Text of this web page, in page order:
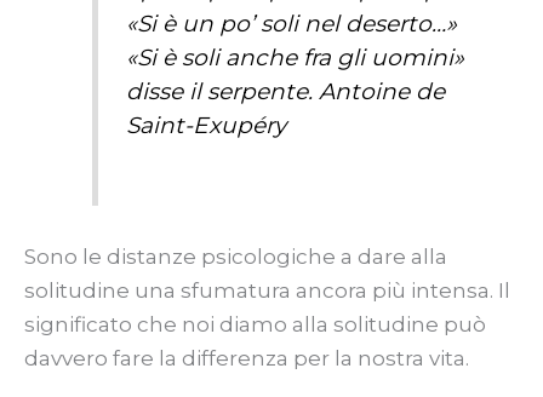
«Si è un po’ soli nel deserto…»
«Si è soli anche fra gli uomini»
disse il serpente. Antoine de
Saint-Exupéry
Sono le distanze psicologiche a dare alla
solitudine una sfumatura ancora più intensa. Il
significato che noi diamo alla solitudine può
davvero fare la differenza per la nostra vita.